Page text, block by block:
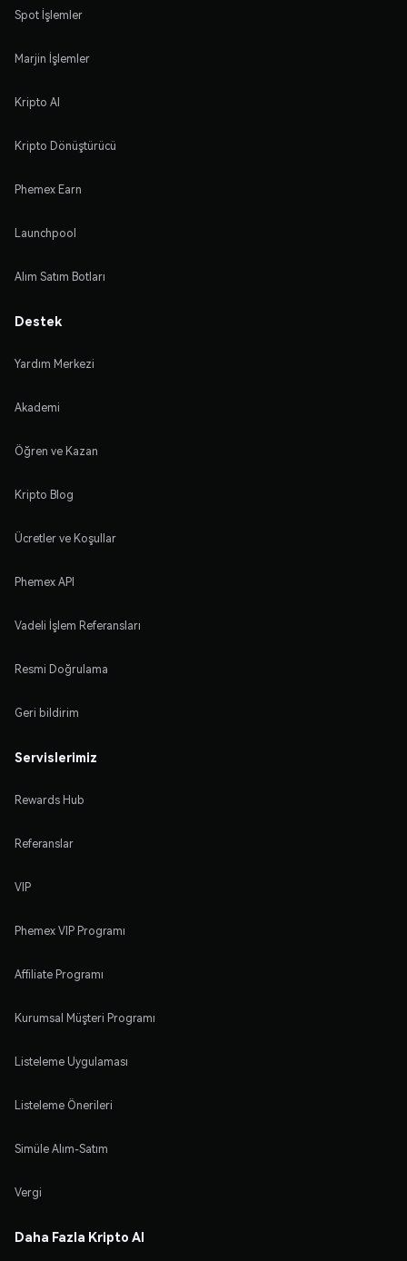
Spot İşlemler
Marjin İşlemler
Kripto Al
Kripto Dönüştürücü
Phemex Earn
Launchpool
Alım Satım Botları
Destek
Yardım Merkezi
Akademi
Öğren ve Kazan
Kripto Blog
Ücretler ve Koşullar
Phemex API
Vadeli İşlem Referansları
Resmi Doğrulama
Geri bildirim
Servislerimiz
Rewards Hub
Referanslar
VIP
Phemex VIP Programı
Affiliate Programı
Kurumsal Müşteri Programı
Listeleme Uygulaması
Listeleme Önerileri
Simüle Alım-Satım
Vergi
Daha Fazla Kripto Al